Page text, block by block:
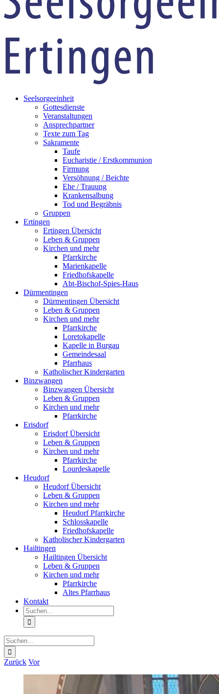
Seelsorgeeinheit
Gottesdienste
Veranstaltungen
Ansprechpartner
Texte zum Tag
Sakramente
Taufe
Eucharistie / Erstkommunion
Firmung
Versöhnung / Beichte
Ehe / Trauung
Krankensalbung
Tod und Begräbnis
Gruppen
Ertingen
Ertingen Übersicht
Leben & Gruppen
Kirchen und mehr
Pfarrkirche
Marienkapelle
Friedhofskapelle
Abt-Bischof-Spies-Haus
Dürmentingen
Dürmentingen Übersicht
Leben & Gruppen
Kirchen und mehr
Pfarrkirche
Loretokapelle
Kapelle in Burgau
Gemeindesaal
Pfarrhaus
Katholischer Kindergarten
Binzwangen
Binzwangen Übersicht
Leben & Gruppen
Kirchen und mehr
Pfarrkirche
Erisdorf
Erisdorf Übersicht
Leben & Gruppen
Kirchen und mehr
Pfarrkirche
Lourdeskapelle
Heudorf
Heudorf Übersicht
Leben & Gruppen
Kirchen und mehr
Heudorf Pfarrkirche
Schlosskapelle
Friedhofskapelle
Katholischer Kindergarten
Hailtingen
Hailtingen Übersicht
Leben & Gruppen
Kirchen und mehr
Pfarrkirche
Altes Pfarrhaus
Kontakt
Suche
nach:
Suche
nach:
Zurück Vor